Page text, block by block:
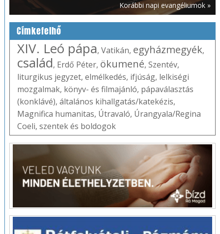
Korábbi napi evangéliumok »
Címkefelhő
XIV. Leó pápa, Vatikán, egyházmegyék,
család, Erdő Péter, ökumené, Szentév,
liturgikus jegyzet, elmélkedés, ifjúság, lelkiségi
mozgalmak, könyv- és filmajánló, pápaválasztás
(konklávé), általános kihallgatás/katekézis,
Magnifica humanitas, Útravaló, Úrangyala/Regina
Coeli, szentek és boldogok